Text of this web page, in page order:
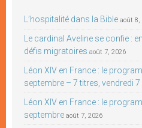
L’hospitalité dans la Bible août 8,
Le cardinal Aveline se confie :
défis migratoires août 7, 2026
Léon XIV en France : le
septembre – 7 titres, vendredi
Léon XIV en France : le
septembre août 7, 2026